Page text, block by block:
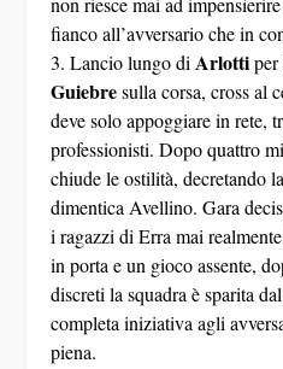
fianco all’avversario che in
3. Lancio lungo di Arlotti
Guiebre sulla corsa, cross al
deve solo appoggiare in rete,
professionisti. Dopo quattro
chiude le ostilità, decretando
dimentica Avellino. Gara
i ragazzi di Erra mai
in porta e un gioco assente,
discreti la squadra è sparita
completa iniziativa agli
piena.